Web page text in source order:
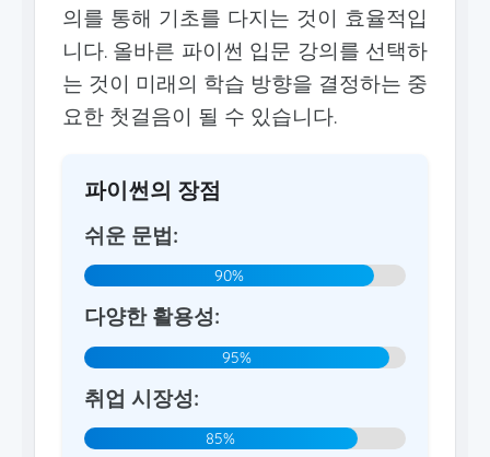
의를 통해 기초를 다지는 것이 효율적입
니다. 올바른 파이썬 입문 강의를 선택하
는 것이 미래의 학습 방향을 결정하는 중
요한 첫걸음이 될 수 있습니다.
파이썬의 장점
쉬운 문법:
90%
다양한 활용성:
95%
취업 시장성:
85%